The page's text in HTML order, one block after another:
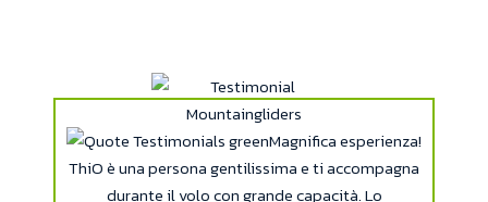
Magnifica esperienza!
ThiO è una persona gentilissima e ti accompagna
durante il volo con grande capacità. Lo